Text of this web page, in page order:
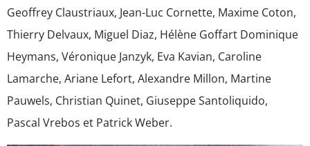
Geoffrey Claustriaux, Jean-Luc Cornette, Maxime Coton,
Thierry Delvaux, Miguel Diaz, Hélène Goffart Dominique
Heymans, Véronique Janzyk, Eva Kavian, Caroline
Lamarche, Ariane Lefort, Alexandre Millon, Martine
Pauwels, Christian Quinet, Giuseppe Santoliquido,
Pascal Vrebos et Patrick Weber.